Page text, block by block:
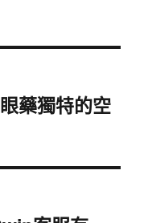
藥獨特的空